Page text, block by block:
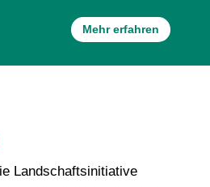
Mehr erfahren
Landschaftsinitiative